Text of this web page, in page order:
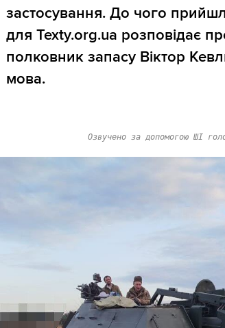
застосування. До чого
для Texty.org.ua розповідає
полковник запасу Віктор
мова.
Озвучено за допомогою ШІ